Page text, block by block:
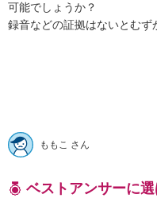
可能でしょうか？
録音などの証拠はないとむず
ももこ さん
ベストアンサーに